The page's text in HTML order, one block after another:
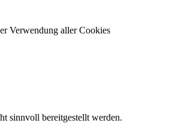
Verwendung aller Cookies
sinnvoll bereitgestellt werden.